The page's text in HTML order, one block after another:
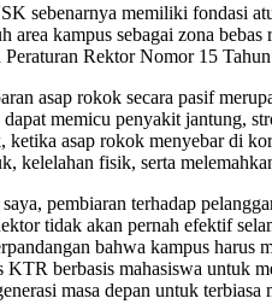
sebenarnya memiliki fondasi
area kampus sebagai zona
Rektor Nomor 15
asap rokok secara pasif
memicu penyakit jantung,
ketika asap rokok menyebar di
kelelahan fisik, serta
pembiaran terhadap
tidak akan pernah efektif
bahwa kampus harus
KTR berbasis mahasiswa untuk
masa depan untuk